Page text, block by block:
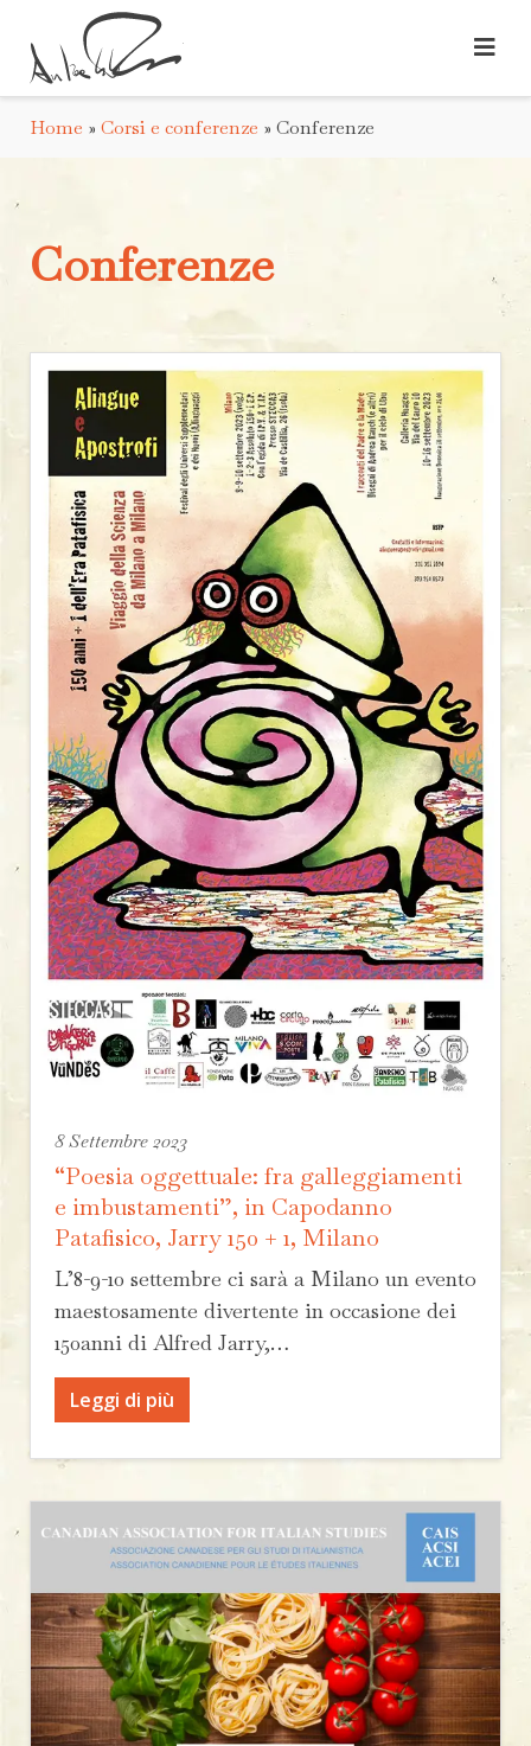
Home » Corsi e conferenze » Conferenze
Conferenze
8 Settembre 2023
“Poesia oggettuale: fra galleggiamenti
e imbustamenti”, in Capodanno
Patafisico, Jarry 150 + 1, Milano
L’8-9-10 settembre ci sarà a Milano un evento
maestosamente divertente in occasione dei
150anni di Alfred Jarry,…
Leggi di più